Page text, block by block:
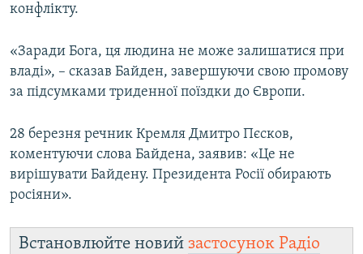
конфлікту.​
«Заради Бога, ця людина не може залишатися при
владі», – сказав Байден, завершуючи свою промову
за підсумками триденної поїздки до Європи.
28 березня речник Кремля Дмитро Пєсков,
коментуючи слова Байдена, заявив: «Це не
вирішувати Байдену. Президента Росії обирають
росіяни».
Встановлюйте новий застосунок Радіо